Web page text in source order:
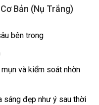
Bản (Nụ Trắng)
bên trong
và kiểm soát nhờn
sáng đẹp như ý sau thời